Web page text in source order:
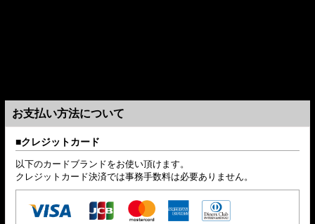
お支払い方法について
クレジットカード
以下のカードブランドをお使い頂けます。
クレジットカード決済では事務手数料は必要ありません。